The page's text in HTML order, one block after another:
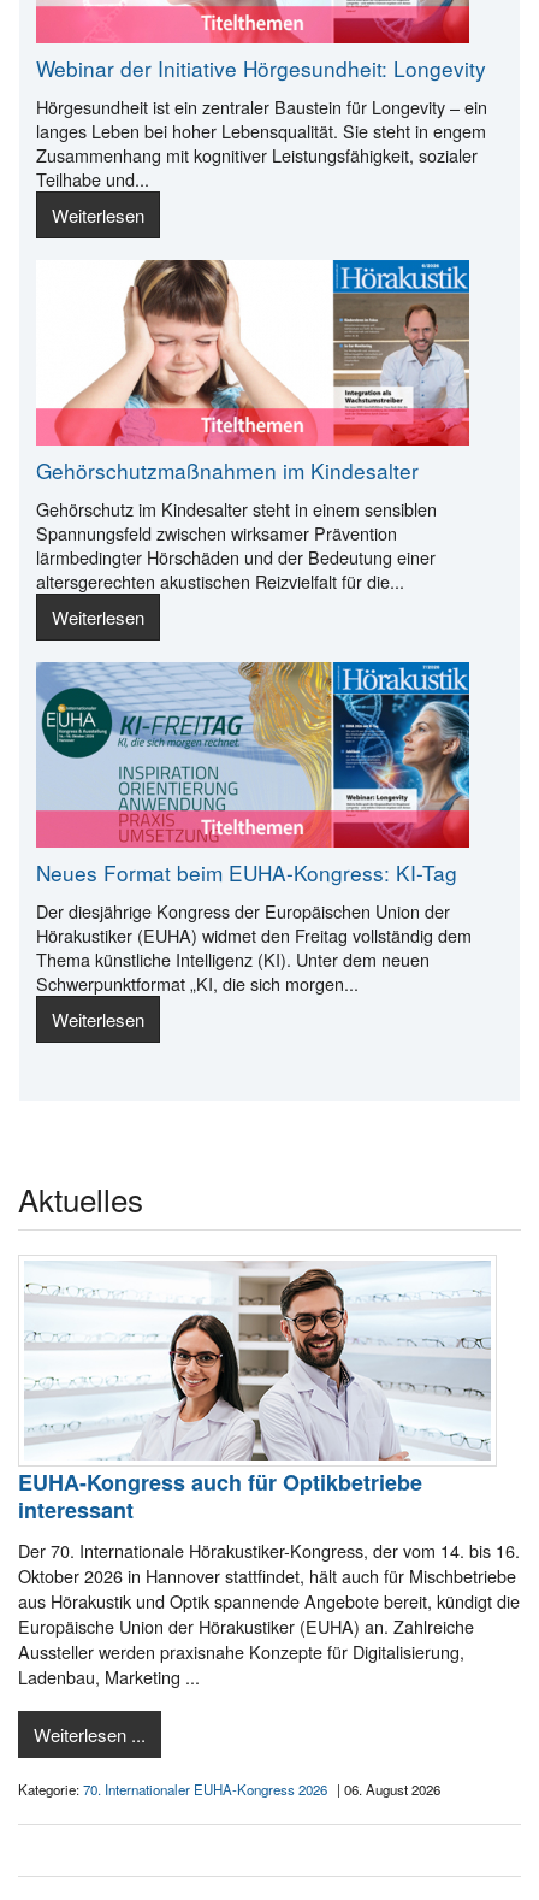
Webinar der Initiative Hörgesundheit: Longevity
Hörgesundheit ist ein zentraler Baustein für Longevity – ein
langes Leben bei hoher Lebensqualität. Sie steht in engem
Zusammenhang mit kognitiver Leistungsfähigkeit, sozialer
Teilhabe und...
Weiterlesen
Gehörschutzmaßnahmen im Kindesalter
Gehörschutz im Kindesalter steht in einem sensiblen
Spannungsfeld zwischen wirksamer Prävention
lärmbedingter Hörschäden und der Bedeutung einer
altersgerechten akustischen Reizvielfalt für die...
Weiterlesen
Neues Format beim EUHA-Kongress: KI-Tag
Der diesjährige Kongress der Europäischen Union der
Hörakustiker (EUHA) widmet den Freitag vollständig dem
Thema künstliche Intelligenz (KI). Unter dem neuen
Schwerpunktformat „KI, die sich morgen...
Weiterlesen
Aktuelles
EUHA-Kongress auch für Optikbetriebe
interessant
Der 70. Internationale Hörakustiker-Kongress, der vom 14. bis 16.
Oktober 2026 in Hannover stattfindet, hält auch für Mischbetriebe
aus Hörakustik und Optik spannende Angebote bereit, kündigt die
Europäische Union der Hörakustiker (EUHA) an. Zahlreiche
Aussteller werden praxisnahe Konzepte für Digitalisierung,
Ladenbau, Marketing ...
Weiterlesen ...
Kategorie:70. Internationaler EUHA-Kongress 2026 | 06. August 2026